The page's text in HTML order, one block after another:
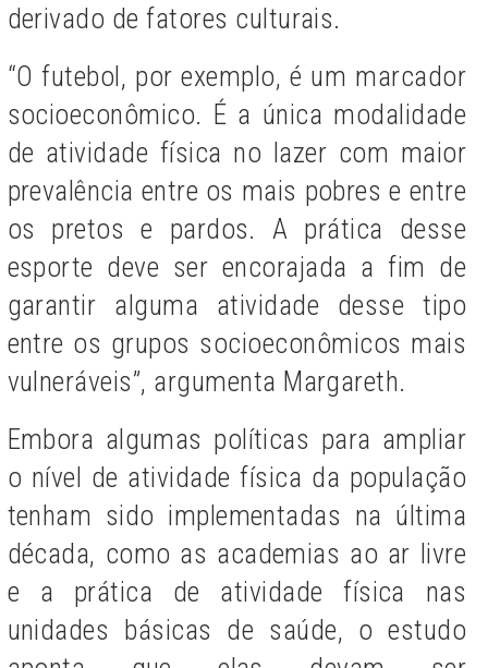
derivado de fatores culturais.
“O futebol, por exemplo, é um marcador
socioeconômico. É a única modalidade
de atividade física no lazer com maior
prevalência entre os mais pobres e entre
os pretos e pardos. A prática desse
esporte deve ser encorajada a fim de
garantir alguma atividade desse tipo
entre os grupos socioeconômicos mais
vulneráveis”, argumenta Margareth.
Embora algumas políticas para ampliar
o nível de atividade física da população
tenham sido implementadas na última
década, como as academias ao ar livre
e a prática de atividade física nas
unidades básicas de saúde, o estudo